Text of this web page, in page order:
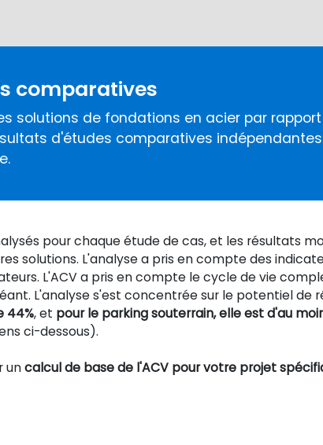
comparatives
solutions de fondations en acier par
d'études comparatives
pour chaque étude de cas, et les résultats
solutions. L'analyse a pris en compte des
L'ACV a pris en compte le cycle de vie
L'analyse s'est concentrée sur le potentiel de
44%, et pour le parking souterrain, elle est d'au
ci-dessous).
uncalcul de base de l'ACV pour votre projet